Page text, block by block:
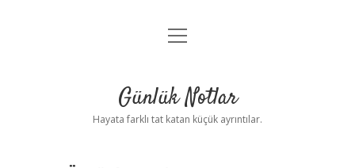
Anasayfa
Yasal Uyarı
menüyü
Günlük Notlar
Hayata farklı tat katan küçük ayrıntılar.